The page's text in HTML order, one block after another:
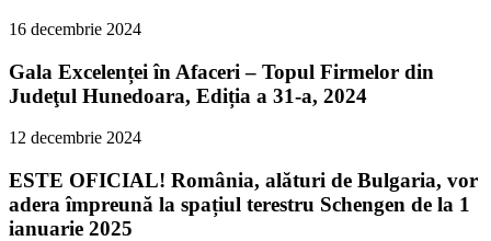
16 decembrie 2024
Gala Excelenței în Afaceri – Topul Firmelor din
Judeţul Hunedoara, Ediția a 31-a, 2024
12 decembrie 2024
ESTE OFICIAL! România, alături de Bulgaria, vor
adera împreună la spațiul terestru Schengen de la 1
ianuarie 2025